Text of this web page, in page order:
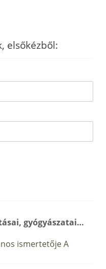
elsőkézből:
gyógyászatai…
ismertetője A